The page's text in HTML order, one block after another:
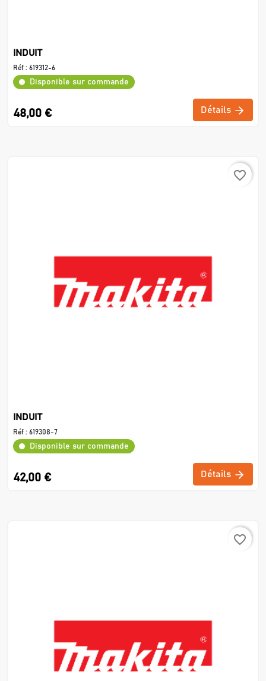
INDUIT
Réf : 619312-6
Disponible sur commande
48,00 € Détails
favorite_border
INDUIT
Réf : 619308-7
Disponible sur commande
42,00 € Détails
favorite_border